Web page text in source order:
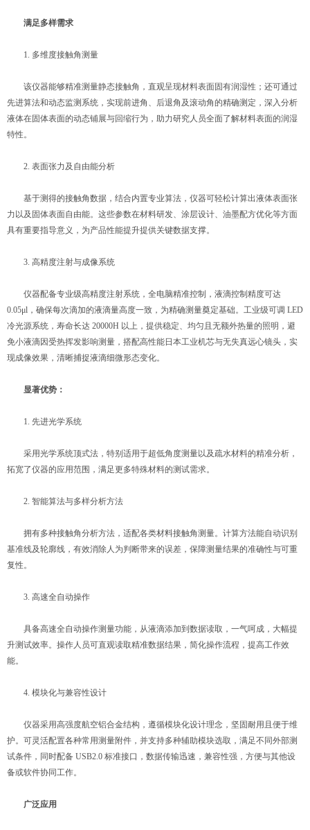
满足多样需求
1. 多维度接触角测量
该仪器能够精准测量静态接触角，直观呈现材料表面固有润湿性；还可通过
先进算法和动态监测系统，实现前进角、后退角及滚动角的精确测定，深入分析
液体在固体表面的动态铺展与回缩行为，助力研究人员全面了解材料表面的润湿
特性。
2. 表面张力及自由能分析
基于测得的接触角数据，结合内置专业算法，仪器可轻松计算出液体表面张
力以及固体表面自由能。这些参数在材料研发、涂层设计、油墨配方优化等方面
具有重要指导意义，为产品性能提升提供关键数据支撑。
3. 高精度注射与成像系统
仪器配备专业级高精度注射系统，全电脑精准控制，液滴控制精度可达
0.05μl，确保每次滴加的液滴量高度一致，为精确测量奠定基础。工业级可调 LED
冷光源系统，寿命长达 20000H 以上，提供稳定、均匀且无额外热量的照明，避
免小液滴因受热挥发影响测量，搭配高性能日本工业机芯与无失真远心镜头，实
现成像效果，清晰捕捉液滴细微形态变化。
显著优势：
1. 先进光学系统
采用光学系统顶式法，特别适用于超低角度测量以及疏水材料的精准分析，
拓宽了仪器的应用范围，满足更多特殊材料的测试需求。
2. 智能算法与多样分析方法
拥有多种接触角分析方法，适配各类材料接触角测量。计算方法能自动识别
基准线及轮廓线，有效消除人为判断带来的误差，保障测量结果的准确性与可重
复性。
3. 高速全自动操作
具备高速全自动操作测量功能，从液滴添加到数据读取，一气呵成，大幅提
升测试效率。操作人员可直观读取精准数据结果，简化操作流程，提高工作效
能。
4. 模块化与兼容性设计
仪器采用高强度航空铝合金结构，遵循模块化设计理念，坚固耐用且便于维
护。可灵活配置各种常用测量附件，并支持多种辅助模块选取，满足不同外部测
试条件，同时配备 USB2.0 标准接口，数据传输迅速，兼容性强，方便与其他设
备或软件协同工作。
广泛应用